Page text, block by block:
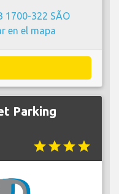
1700-322 SÃO
en el mapa
Parking
starstarstarstar